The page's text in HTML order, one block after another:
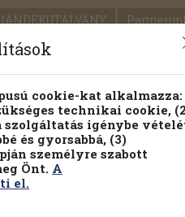
SEGÍTSÉG
FENNTARTHATÓ
Témaköri fa
cookie-kat alkalmazza:
technikai cookie,
igénybe
és gyorsabbá, (3)
személyre szabott
Önt. A
el.